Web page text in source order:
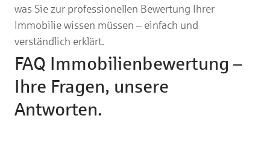
was Sie zur professionellen Bewertung Ihrer
Immobilie wissen müssen – einfach und
verständlich erklärt.
FAQ Immobilienbewertung –
Ihre Fragen, unsere
Antworten.